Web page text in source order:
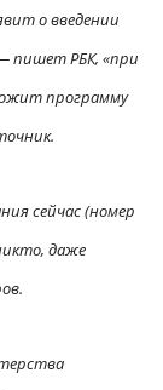
о введении
пишет РБК, «при
программу
сейчас (номер
даже